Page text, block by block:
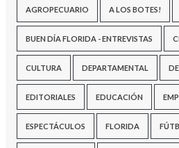
AGROPECUARIO A LOS BOTES!
BUEN DÍA FLORIDA - ENTREVISTAS
CULTURA DEPARTAMENTAL
EDITORIALES EDUCACIÓN
ESPECTÁCULOS FLORIDA